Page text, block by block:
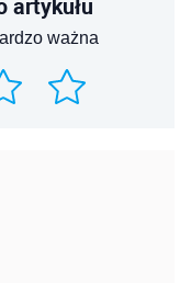
artykułu
ważna